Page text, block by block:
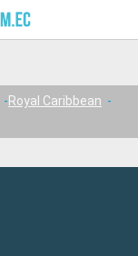
Royal Caribbean